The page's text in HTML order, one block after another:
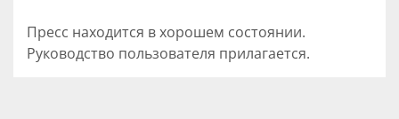
Пресс находится в хорошем состоянии.
Руководство пользователя прилагается.